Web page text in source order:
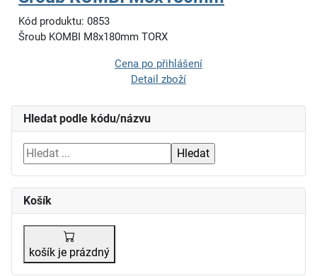
Hledat podle kódu/názvu
Košík
košík je prázdný
Kód produktu: 0853
Šroub KOMBI M8x180mm TORX
Cena po přihlášení
Detail zboží